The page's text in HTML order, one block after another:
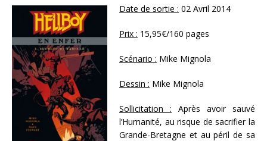
Date de sortie : 02 Avril 2014
Prix : 15,95€/160 pages
Scénario : Mike Mignola
Dessin : Mike Mignola
Sollicitation : Après avoir sauvé
l’Humanité, au risque de sacrifier la
Grande-Bretagne et au péril de sa